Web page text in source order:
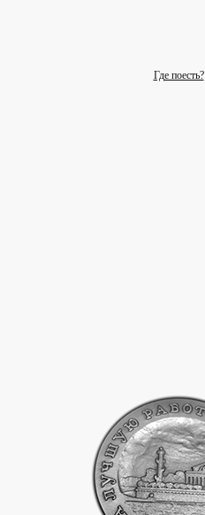
Где поесть?